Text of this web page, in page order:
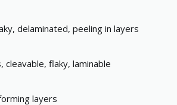
delaminated, peeling in layers
flaky, laminable
layers